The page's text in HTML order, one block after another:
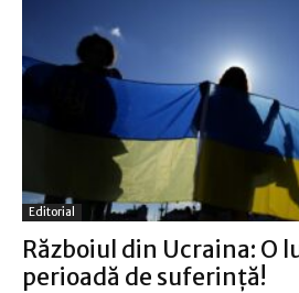
Editorial
Războiul din Ucraina: O
perioadă de suferinţă!